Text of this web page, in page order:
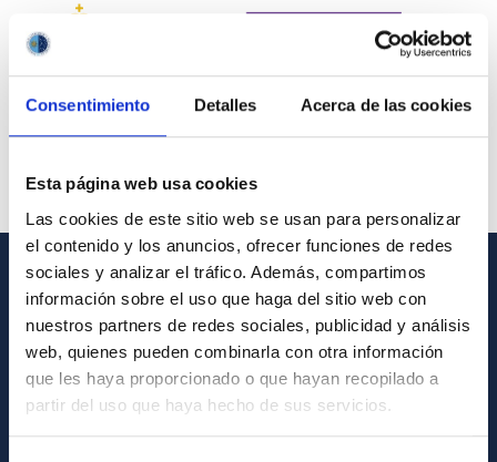
Consentimiento Detalles Acerca de las cookies
Esta página web usa cookies
Las cookies de este sitio web se usan para personalizar
el contenido y los anuncios, ofrecer funciones de redes
sociales y analizar el tráfico. Además, compartimos
información sobre el uso que haga del sitio web con
nuestros partners de redes sociales, publicidad y análisis
web, quienes pueden combinarla con otra información
que les haya proporcionado o que hayan recopilado a
partir del uso que haya hecho de sus servicios.
INFORMACIÓN GENERAL
Contacto
Cómo llegar al IAC
Directorio de personal